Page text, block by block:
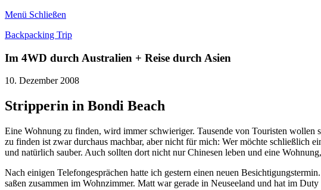
Menü Schließen
Backpacking Trip
Im 4WD durch Australien + Reise durch Asien
10. Dezember 2008
Stripperin in Bondi Beach
Eine Wohnung zu finden, wird immer schwieriger. Tausende von Touristen
zu finden ist zwar durchaus machbar, aber nicht für mich: Wer möchte schließlich
und natürlich sauber. Auch sollten dort nicht nur Chinesen leben und eine
Nach einigen Telefongesprächen hatte ich gestern einen neuen
saßen zusammen im Wohnzimmer. Matt war gerade in Neuseeland und hat im